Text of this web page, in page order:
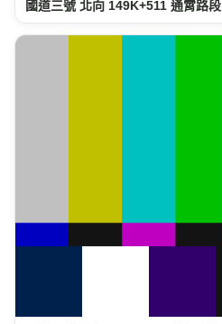
國道三號 北向 149K+511 通霄路段